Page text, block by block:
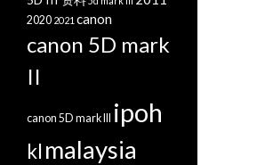
2020 2021 canon
canon 5D mark
II
canon 5D mark III ipoh
kl malaysia